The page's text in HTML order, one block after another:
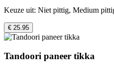
Keuze uit: Niet pittig, Medium
€ 25.95
Tandoori paneer tikka